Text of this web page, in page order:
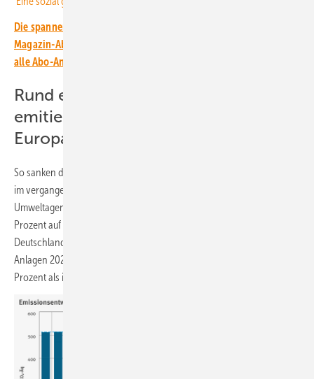
Die spannendsten Artikel, Grafiken und Dossiers erhalten unsere
Magazin-Abonnent:innen. Sie haben noch kein Abo? Jetzt über
alle Abo-Angebote informieren und Wissensvorsprung sichern.
Rund eine Milliarde Tonnen CO₂
emitieren die Sektoren des ETS-1 in
Europa
So sanken die Emissionen aller am EU-ETS 1 teilnehmenden Anlagen
im vergangenen Jahr. Gemäß den Angaben der Europäischen
Umweltagentur (EEA) gingen sie verglichen mit dem Vorjahr um 6,5
Prozent auf rund 1,03 Milliarden Tonnen CO₂-Äquivalente zurück. In
Deutschland emittierten die vom EU-ETS 1 erfassten 1.716 stationären
Anlagen 2024 rund 273 Millionen Tonnen CO₂-Äquivalente, 5,5
Prozent als im Vorjahr.